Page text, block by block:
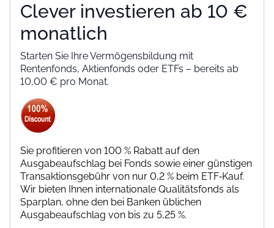
Clever investieren ab 10 €
monatlich
Starten Sie Ihre Vermögensbildung mit
Rentenfonds, Aktienfonds oder ETFs – bereits ab
10,00 € pro Monat.
Sie profitieren von 100 % Rabatt auf den
Ausgabeaufschlag bei Fonds sowie einer günstigen
Transaktionsgebühr von nur 0,2 % beim ETF‑Kauf.
Wir bieten Ihnen internationale Qualitätsfonds als
Sparplan, ohne den bei Banken üblichen
Ausgabeaufschlag von bis zu 5,25 %.